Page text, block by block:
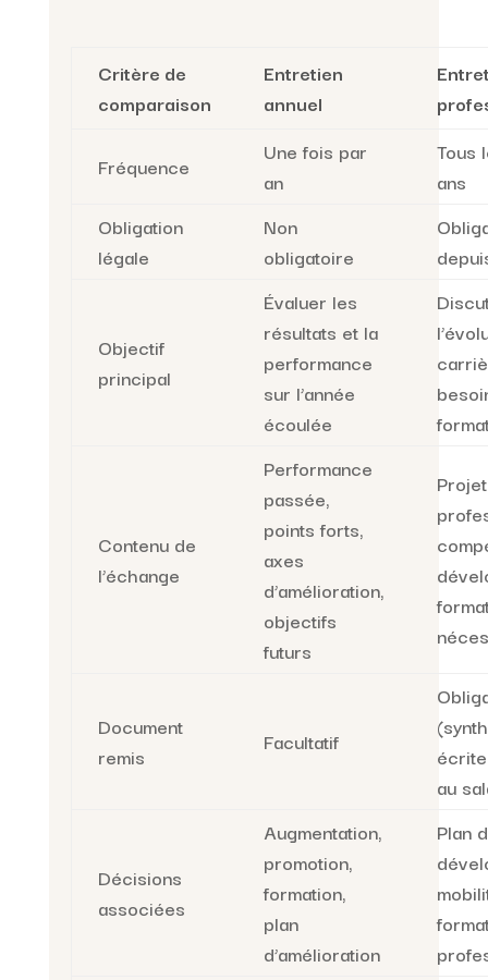
Critère de
comparaison
Entretien
annuel
Fréquence
Une fois par
an
Tous
ans
Obligation
légale
Non
obligatoire
Objectif
principal
Évaluer les
résultats et la
performance
sur l’année
écoulée
Contenu de
l’échange
Performance
passée,
points forts,
axes
d’amélioration,
objectifs
futurs
Projet
Document
remis
Facultatif
au
Décisions
associées
Augmentation,
promotion,
formation,
plan
d’amélioration
Plan